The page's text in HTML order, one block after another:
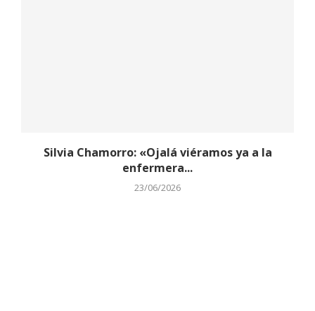
Silvia Chamorro: «Ojalá viéramos ya a la
enfermera...
23/06/2026